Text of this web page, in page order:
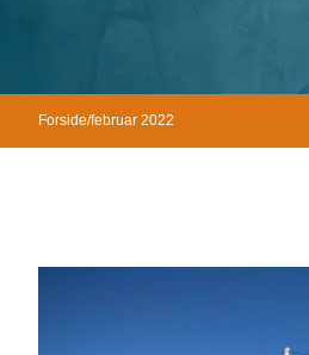
Forside/februar 2022